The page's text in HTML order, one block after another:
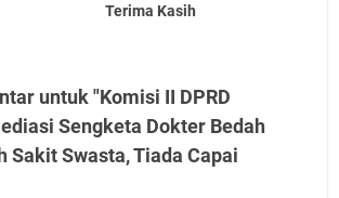
Terima Kasih
untuk "Komisi II DPRD
Sengketa Dokter Bedah
Sakit Swasta, Tiada Capai